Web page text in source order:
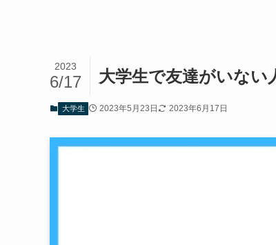
大学生で友達がいない
2023
6/17
大学生 2023年5月23日 2023年6月17日